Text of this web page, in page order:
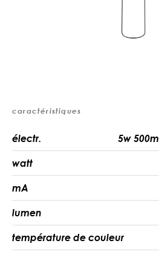
caractéristiques
électr. 5w
watt
mA
lumen
température de couleur